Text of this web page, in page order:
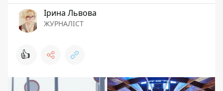
Ірина Львова
ЖУРНАЛІСТ
👍